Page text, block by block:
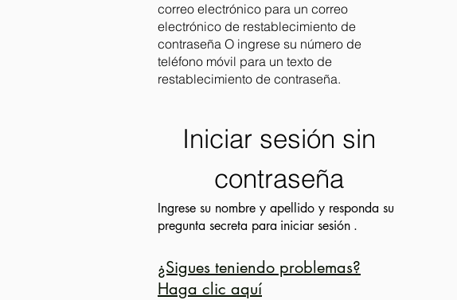
correo electrónico para un correo
electrónico de restablecimiento de
contraseña O ingrese su número de
teléfono móvil para un texto de
restablecimiento de contraseña.
Iniciar sesión sin
contraseña
Ingrese su nombre y apellido y responda su
pregunta secreta para iniciar sesión .
¿Sigues teniendo problemas?
Haga clic aquí